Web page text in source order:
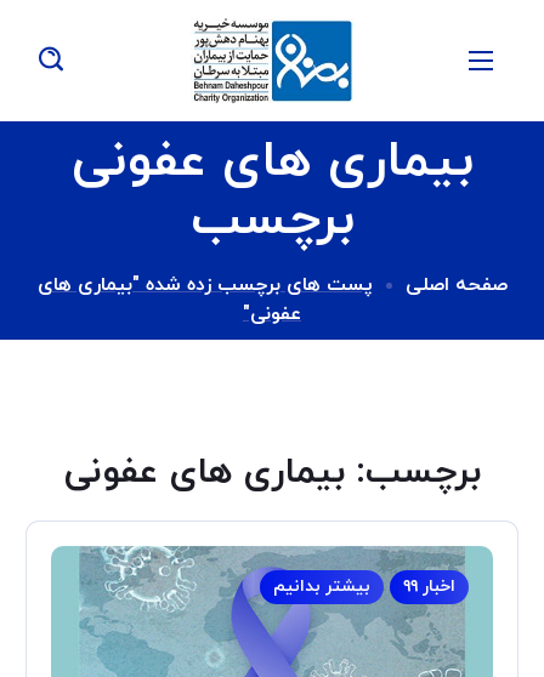
بیماری های عفونی
برچسب
صفحه اصلی
پست های برچسب زده شده "بیماری های
عفونی"
برچسب:بیماری های عفونی
اخبار ۹۹ بیشتر بدانیم